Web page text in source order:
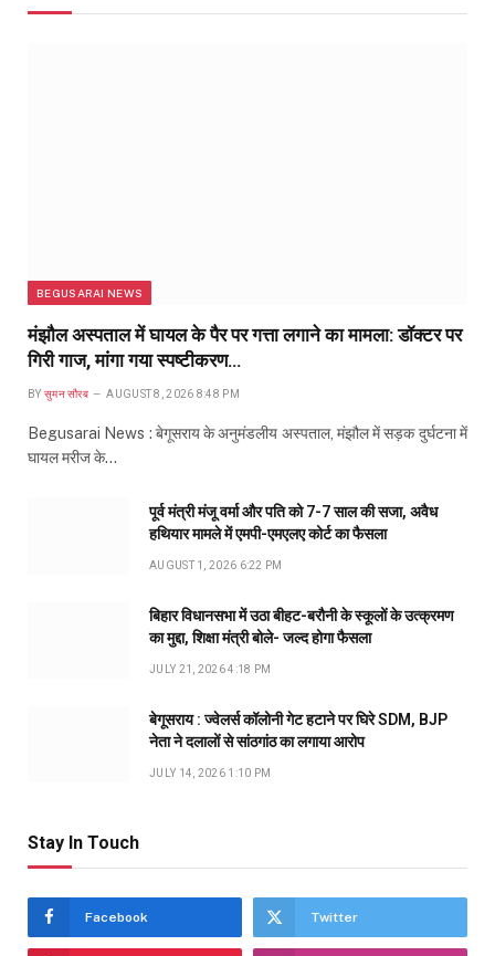
BEGUSARAI NEWS
मंझौल अस्पताल में घायल के पैर पर गत्ता लगाने का मामला: डॉक्टर पर
गिरी गाज, मांगा गया स्पष्टीकरण…
BY सुमन सौरब AUGUST 8, 2026 8:48 PM
Begusarai News : बेगूसराय के अनुमंडलीय अस्पताल, मंझौल में सड़क दुर्घटना में
घायल मरीज के…
पूर्व मंत्री मंजू वर्मा और पति को 7-7 साल की सजा, अवैध
हथियार मामले में एमपी-एमएलए कोर्ट का फैसला
AUGUST 1, 2026 6:22 PM
बिहार विधानसभा में उठा बीहट-बरौनी के स्कूलों के उत्क्रमण
का मुद्दा, शिक्षा मंत्री बोले- जल्द होगा फैसला
JULY 21, 2026 4:18 PM
बेगूसराय : ज्वेलर्स कॉलोनी गेट हटाने पर घिरे SDM, BJP
नेता ने दलालों से सांठगांठ का लगाया आरोप
JULY 14, 2026 1:10 PM
Stay In Touch
Facebook Twitter